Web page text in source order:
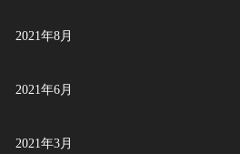
2021年8月
2021年6月
2021年3月